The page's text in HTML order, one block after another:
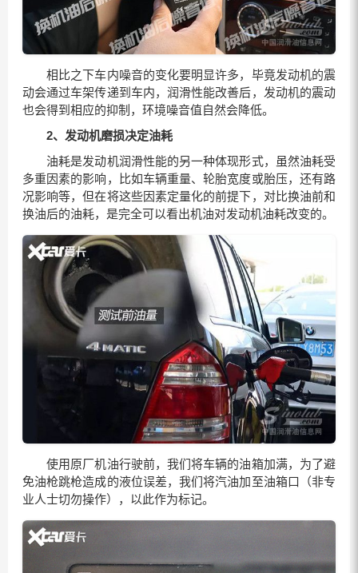
相比之下车内噪音的变化要明显许多，毕竟发动机的震
动会通过车架传递到车内，润滑性能改善后，发动机的震动
也会得到相应的抑制，环境噪音值自然会降低。
2、 发动机磨损决定油耗
油耗是发动机润滑性能的另一种体现形式，虽然油耗受
多重因素的影响，比如车辆重量、轮胎宽度或胎压，还有路
况影响等，但在将这些因素定量化的前提下，对比换油前和
换油后的油耗，是完全可以看出机油对发动机油耗改变的。
使用原厂机油行驶前，我们将车辆的油箱加满，为了避
免油枪跳枪造成的液位误差，我们将汽油加至油箱口（非专
业人士切勿操作），以此作为标记。